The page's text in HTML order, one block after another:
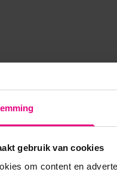
gebruik van cookies
om content en